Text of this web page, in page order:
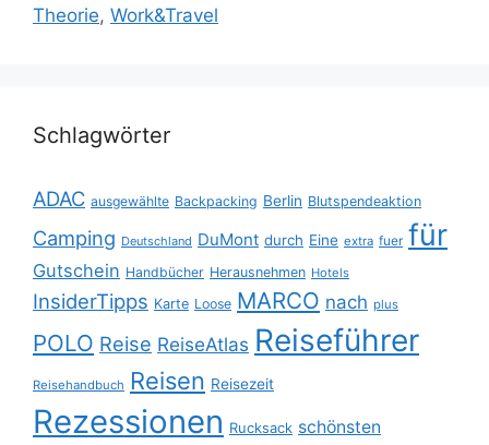
Theorie, Work&Travel
Schlagwörter
ADAC ausgewählte Backpacking Berlin Blutspendeaktion
Camping Deutschland DuMont durch Eine extra fuer für
Gutschein Handbücher Herausnehmen Hotels
InsiderTipps Karte Loose MARCO nach plus
POLO Reise ReiseAtlas Reiseführer
Reisehandbuch Reisen Reisezeit
Rezessionen Rucksack schönsten